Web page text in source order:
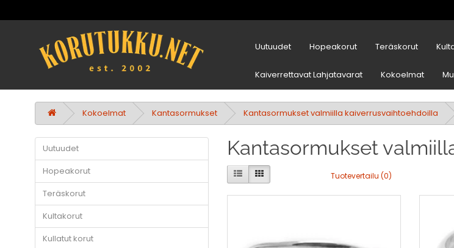
Uutuudet Hopeakorut Teräskorut
Kaiverrettavat Lahjatavarat Kokoelmat
Kokoelmat Kantasormukset Kantasormukset valmiilla kaiverrusvaihtoehdoilla
Uutuudet
Hopeakorut
Teräskorut
Kultakorut
Kullatut korut
Kantasormukset
Tuotevertailu (0)